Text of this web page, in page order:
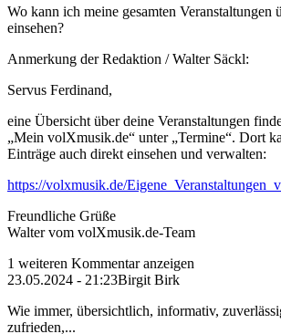
Wo kann ich meine gesamten Veranstaltungen
einsehen?
Anmerkung der Redaktion /Walter Säckl:
Servus Ferdinand,
eine Übersicht über deine Veranstaltungen
„Mein volXmusik.de“ unter „Termine“. Dort
Einträge auch direkt einsehen und verwalten:
https://volxmusik.de/
Freundliche Grüße
Walter vom volXmusik.de-Team
1 weiteren Kommentar anzeigen
23.05.2024 - 21:23Birgit Birk
Wie immer, übersichtlich, informativ,
zufrieden,...